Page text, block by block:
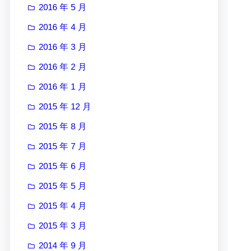
2016 年 5 月
2016 年 4 月
2016 年 3 月
2016 年 2 月
2016 年 1 月
2015 年 12 月
2015 年 8 月
2015 年 7 月
2015 年 6 月
2015 年 5 月
2015 年 4 月
2015 年 3 月
2014 年 9 月